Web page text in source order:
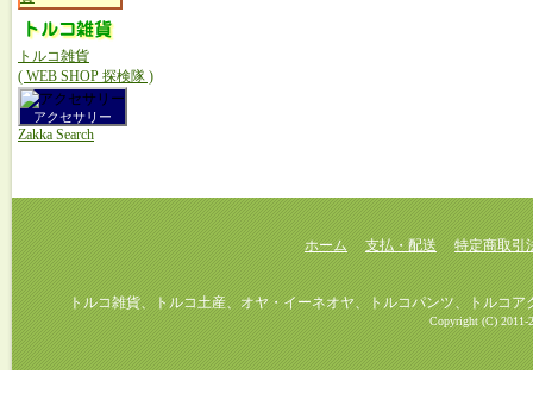
トルコ雑貨
( WEB SHOP 探検隊 )
アクセサリー
Zakka Search
ホーム 支払・配送 特定商取引
トルコ雑貨、トルコ土産、オヤ・イーネオヤ、トルコパンツ、トルコアク
Copyright (C) 2011-